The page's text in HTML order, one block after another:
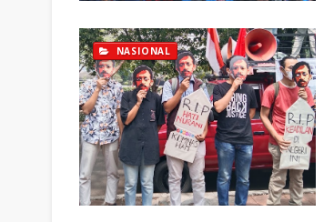
NASIONAL